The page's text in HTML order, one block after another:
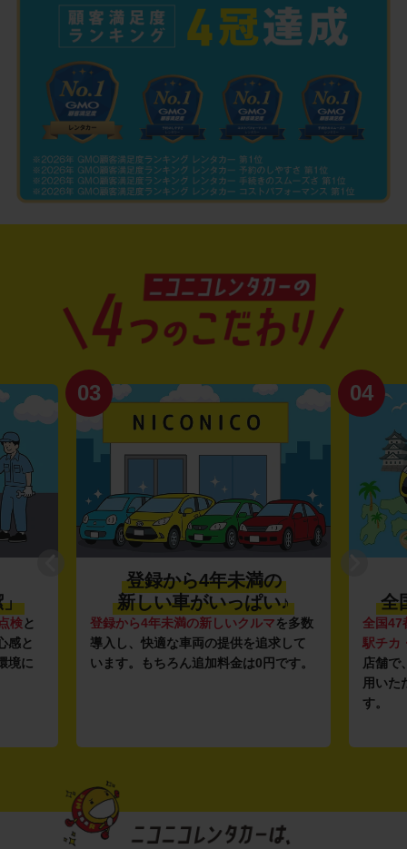
」
検と
感と
境に
03
登録から4年未満の
新しい車がいっぱい♪
登録から4年未満の新しいクルマを多数
導入し、快適な車両の提供を追求して
います。もちろん追加料金は0円です。
04
全
全国47
駅チカ
店舗で
用いた
す。